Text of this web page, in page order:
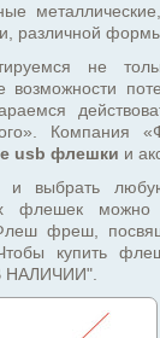
различной
не
возможности
Компания
usb флешки и
и выбрать
флешек можно
фреш,
купить
НАЛИЧИИ".